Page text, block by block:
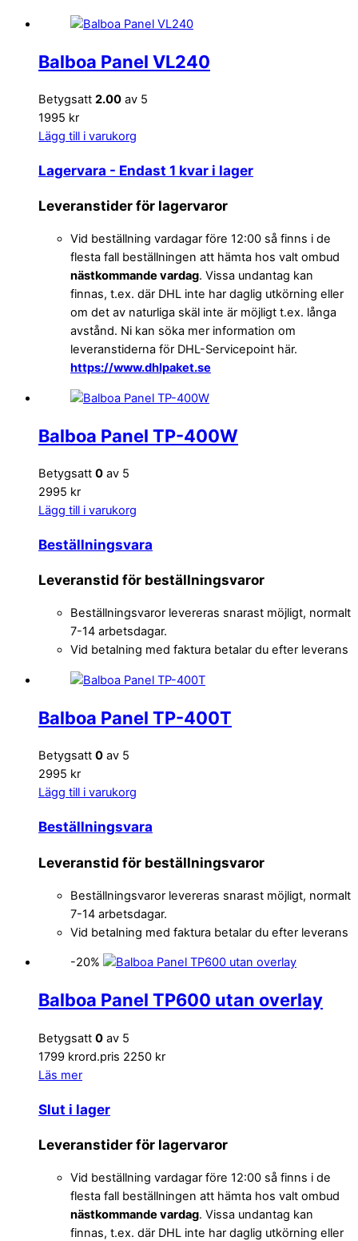
Balboa Panel VL240
Betygsatt 2.00 av 5
1995 kr
Lägg till i varukorg
Lagervara - Endast 1 kvar i lager
Leveranstider för lagervaror
Vid beställning vardagar före 12:00 så finns i de
flesta fall beställningen att hämta hos valt ombud
nästkommande vardag. Vissa undantag kan
finnas, t.ex. där DHL inte har daglig utkörning eller
om det av naturliga skäl inte är möjligt t.ex. långa
avstånd. Ni kan söka mer information om
leveranstiderna för DHL-Servicepoint här.
https://www.dhlpaket.se
Balboa Panel TP-400W
Betygsatt 0 av 5
2995 kr
Lägg till i varukorg
Beställningsvara
Leveranstid för beställningsvaror
Beställningsvaror levereras snarast möjligt, normalt
7-14 arbetsdagar.
Vid betalning med faktura betalar du efter leverans
Balboa Panel TP-400T
Betygsatt 0 av 5
2995 kr
Lägg till i varukorg
Beställningsvara
Leveranstid för beställningsvaror
Beställningsvaror levereras snarast möjligt, normalt
7-14 arbetsdagar.
Vid betalning med faktura betalar du efter leverans
-20%
Balboa Panel TP600 utan overlay
Betygsatt 0 av 5
1799 krord.pris 2250 kr
Läs mer
Slut i lager
Leveranstider för lagervaror
Vid beställning vardagar före 12:00 så finns i de
flesta fall beställningen att hämta hos valt ombud
nästkommande vardag. Vissa undantag kan
finnas, t.ex. där DHL inte har daglig utkörning eller